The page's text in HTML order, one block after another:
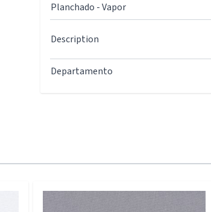
Planchado - Vapor
Description
Departamento